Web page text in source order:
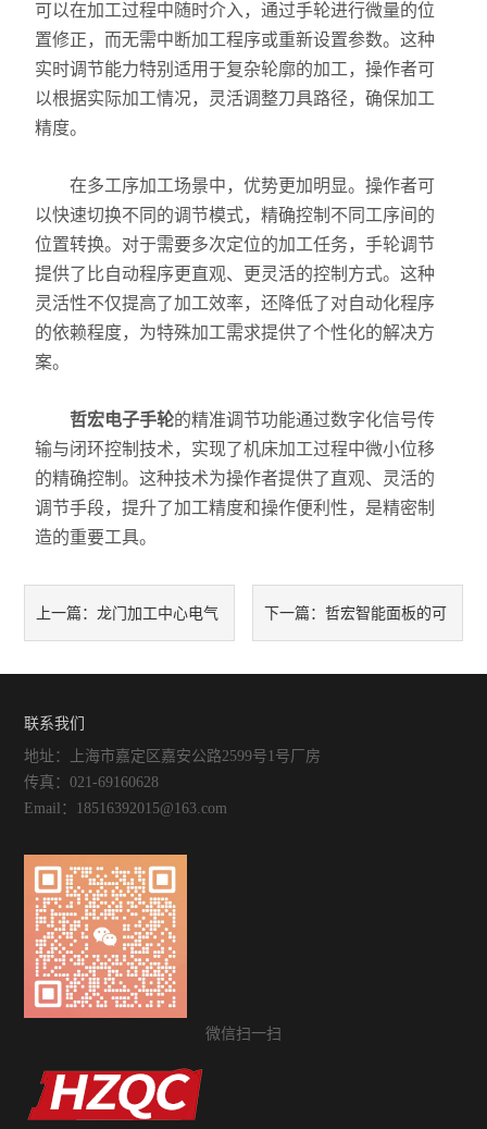
可以在加工过程中随时介入，通过手轮进行微量的位
置修正，而无需中断加工程序或重新设置参数。这种
实时调节能力特别适用于复杂轮廓的加工，操作者可
以根据实际加工情况，灵活调整刀具路径，确保加工
精度。
在多工序加工场景中，优势更加明显。操作者可
以快速切换不同的调节模式，精确控制不同工序间的
位置转换。对于需要多次定位的加工任务，手轮调节
提供了比自动程序更直观、更灵活的控制方式。这种
灵活性不仅提高了加工效率，还降低了对自动化程序
的依赖程度，为特殊加工需求提供了个性化的解决方
案。
哲宏电子手轮的精准调节功能通过数字化信号传
输与闭环控制技术，实现了机床加工过程中微小位移
的精确控制。这种技术为操作者提供了直观、灵活的
调节手段，提升了加工精度和操作便利性，是精密制
造的重要工具。
上一篇：龙门加工中心电气 下一篇： 哲宏智能面板的可
联系我们
地址：上海市嘉定区嘉安公路2599号1号厂房
传真：021-69160628
Email：18516392015@163.com
微信扫一扫